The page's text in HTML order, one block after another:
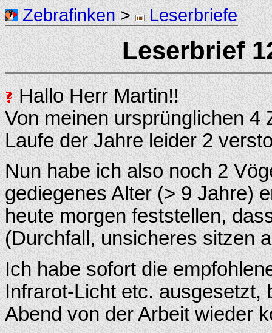
Zebrafinken > Leserbriefe
Leserbrief
Hallo Herr Martin!!
Von meinen ursprünglichen 4
Laufe der Jahre leider 2
Nun habe ich also noch 2
gediegenes Alter (> 9 Jahre)
heute morgen feststellen,
(Durchfall, unsicheres sitzen
Ich habe sofort die
Infrarot-Licht etc. ausgesetzt,
Abend von der Arbeit wieder